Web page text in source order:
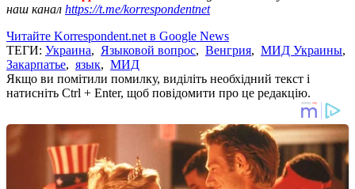
наш канал https://t.me/korrespondentnet
Читайте Korrespondent.net в Google News
ТЕГИ: Украина, Языковой вопрос, Венгрия, МИД Украины,
Закарпатье, язык, МИД
Якщо ви помітили помилку, виділіть необхідний текст і
натисніть Ctrl + Enter, щоб повідомити про це редакцію.